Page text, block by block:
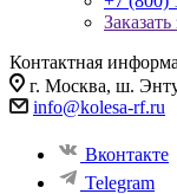
Контактная
г. Москва, ш.
info@kolesa-rf.ru
Вконтакте
Telegram